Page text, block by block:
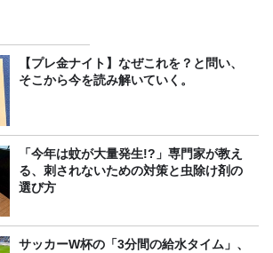
【プレ金ナイト】なぜこれを？と問い、
そこから今を読み解いていく。
「今年は蚊が大量発生!?」専門家が教え
る、刺されないための対策と虫除け剤の
選び方
サッカーW杯の「3分間の給水タイム」、